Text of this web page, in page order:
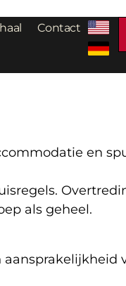
Contact
en
als geheel.